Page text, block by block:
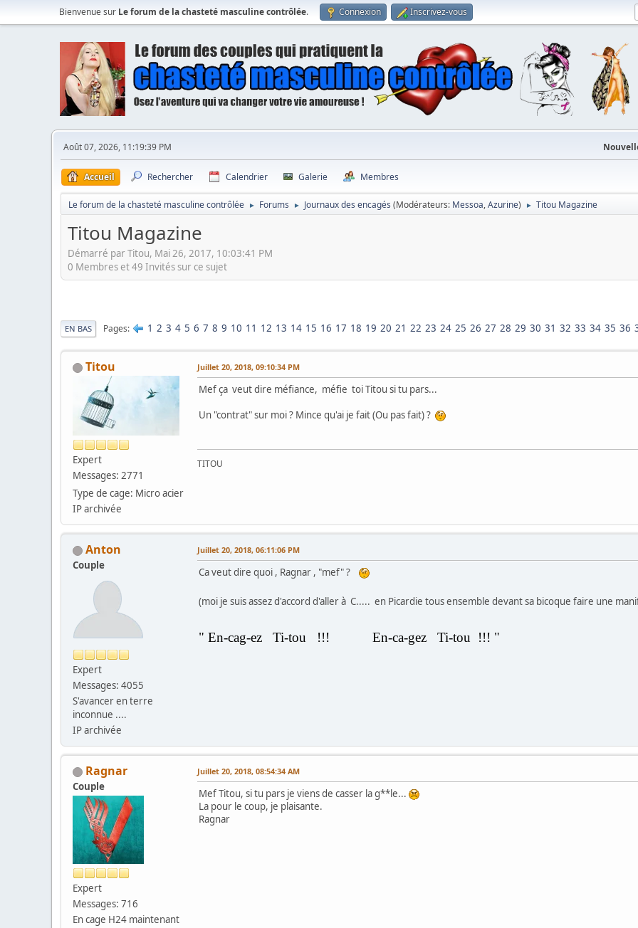
Bienvenue sur Le forum de la chasteté masculine contrôlée. Connexion Inscrivez-vous
Août 07, 2026, 11:19:39 PM
Accueil Rechercher Calendrier Galerie Membres
Le forum de la chasteté masculine contrôlée ► Forums ► Journaux des encagés (Modérateurs: Messoa,Azurine) ► Titou Magazine
Titou Magazine
Démarré par Titou, Mai 26, 2017, 10:03:41 PM
0 Membres et 49 Invités sur ce sujet
EN BAS Pages 1 2 3 4 5 6 7 8 9 10 11 12 13 14 15 16 17 18 19 20 21 22 23 24 25 26 27 28 29 30 31 32 33 34 35 36
Titou
Expert
Messages: 2771
Type de cage: Micro acier
IP archivée
Juillet 20, 2018, 09:10:34 PM
Mef ça veut dire méfiance, méfie toi Titou si tu pars...
Un "contrat" sur moi ? Mince qu'ai je fait (Ou pas fait) ?
TITOU
Anton
Couple
Expert
Messages: 4055
S'avancer en terre
inconnue ....
IP archivée
Juillet 20, 2018, 06:11:06 PM
Ca veut dire quoi , Ragnar , "mef" ?
(moi je suis assez d'accord d'aller à C..... en Picardie tous ensemble devant sa bicoque faire une
" En-cag-ez Ti-tou !!! En-ca-gez Ti-tou !!! "
Ragnar
Couple
Expert
Messages: 716
En cage H24 maintenant
Juillet 20, 2018, 08:54:34 AM
Mef Titou, si tu pars je viens de casser la g**le...
La pour le coup, je plaisante.
Ragnar